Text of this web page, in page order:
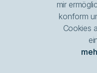
mir
konform
Cookies